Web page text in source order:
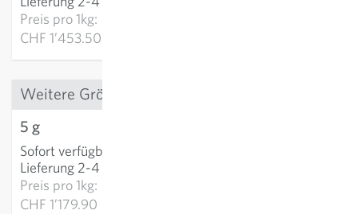
Preis pro1kg:
CHF 1’453.50
Weitere Grössen
5 g
Sofort verfügbar
Lieferung 2-4 Tage
Preis pro1kg:
CHF 1’179.90